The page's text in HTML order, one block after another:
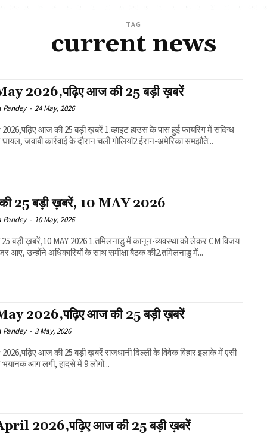
TAG
current news
2026,पढ़िए आज की 25 बड़ी ख़बरें
Pandey - 24 May, 2026
आज की 25 बड़ी ख़बरें 1.व्हाइट हाउस के पास हुई फायरिंग में संदिग्ध
जवाबी कार्रवाई के दौरान चली गोलियां2.ईरान-अमेरिका समझौते...
25 बड़ी ख़बरें, 10 MAY 2026
Pandey - 10 May, 2026
MAY 2026 1.तमिलनाडु में कानून-व्यवस्था को लेकर CM विजय
आए, उन्होंने अधिकारियों के साथ समीक्षा बैठक की2.तमिलनाडु में...
2026,पढ़िए आज की 25 बड़ी ख़बरें
Pandey - 3 May, 2026
आज की 25 बड़ी ख़बरें राजधानी दिल्ली के विवेक विहार इलाके में एसी
आग लगी, हादसे में 9 लोगों...
2026,पढ़िए आज की 25 बड़ी ख़बरें